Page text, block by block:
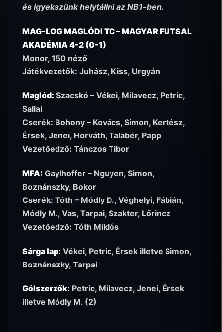
és igyekszünk helytállni az NB1-ben.
MAG-LOG MAGLÓDI TC – MAGYAR FUTSAL
AKADÉMIA 4-2 (0-1)
Monor, 150 néző
Játékvezetők: Juhász, Kiss, Urgyán
Maglód: Szacskó – Vékei, Milavecz, Petric,
Sallai
Cserék: Bohony – Kovács, Simon, Kertész,
Érsek, Jenei, Horváth, Talabér, Papp
Vezetőedző: Tánczos Tibor
MFA: Gaylhoffer – Nguyen, Simon,
Boznánszky, Bokor
Cserék: Tóth – Módly D., Véghelyi, Fábián,
Módly M., Vas, Tarpai, Szakter, Lőrincz
Vezetőedző: Tóth Miklós
Sárga lap: Vékei, Petric, Érsek illetve Simon,
Boznánszky, Tarpai
Gólszerzők: Petric, Milavecz, Jenei, Érsek
illetve Módly M. (2)